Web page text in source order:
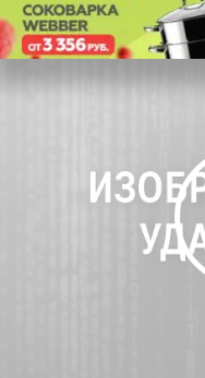
Спорт
Другие
теме
Погода
в Пензе